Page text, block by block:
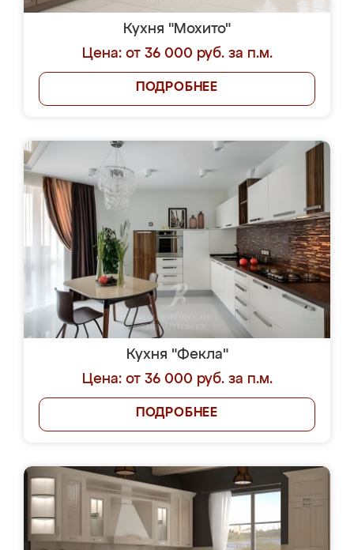
Кухня "Мохито"
Цена: от 36 000 руб. за п.м.
ПОДРОБНЕЕ
Кухня "Фекла"
Цена: от 36 000 руб. за п.м.
ПОДРОБНЕЕ